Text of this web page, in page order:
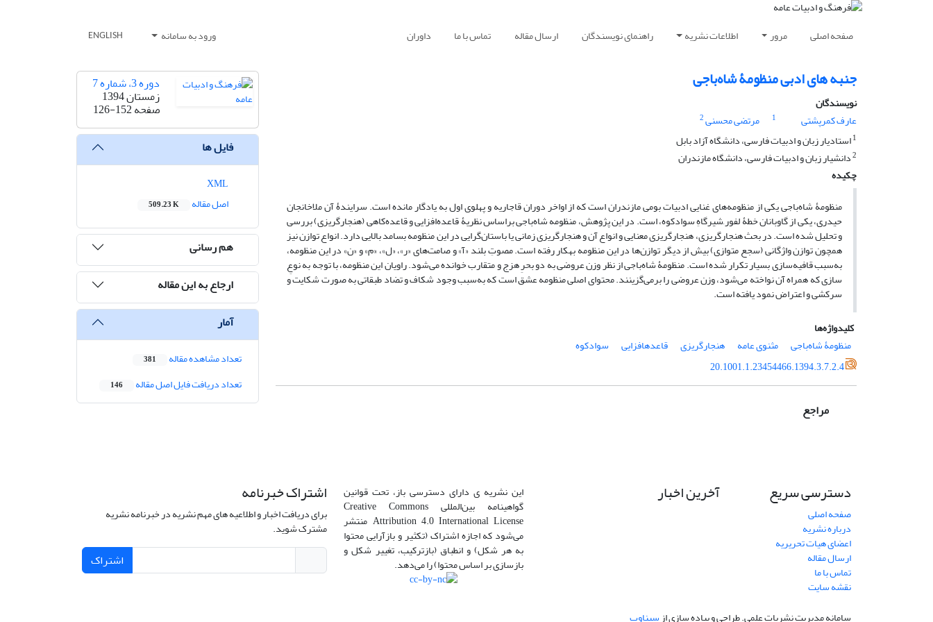
صفحه اصلی مرور اطلاعات نشریه راهنمای نویسندگان ارسال مقاله تماس با ما داوران ورود به سامانه ENGLISH
جنبه های ادبی منظومۀ شاه‌باجی
نویسندگان
عارف کمرپشتی
1 مرتضی محسنی2
1استادیار زبان و ادبیات فارسی، دانشگاه آزاد بابل
2دانشیار زبان و ادبیات فارسی، دانشگاه مازندران
چکیده
منظومۀ شاه‌باجی یکی از منظومه‌های غنایی ادبیات بومی مازندران است که از اواخر دوران قاجاریه و پهلوی اول به یادگار مانده است. سرایندۀ آن ملاخانجان
حیدری، یکی از گاوبانان خطۀ لفور ِشیرگاهِ سوادکوه، است. در این پژوهش، منظومه شاه‌باجی براساس نظریۀ قاعده‌افزایی و قاعده‌کاهی (هنجارگریزی) بررسی
و تحلیل شده است. در بحث هنجارگریزی، هنجارگریزی معنایی و انواع آن و هنجارگریزی زمانی یا باستان‌گرایی در این منظومه بسامد بالایی دارد. انواع توازن نیز
همچون توازن واژگانی (سجع متوازی) بیش از دیگر توازن‌ها در این منظومه بهکار رفته است. مصوتِ بلند «آ» و صامت‌های «ر»، «ل»، «م» و «ن» در این منظومه،
به‌سبب قافیه‌سازی بسیار تکرار شده است. منظومۀ شاه‌باجی از نظر وزن عروضی به دو بحرِ هزج و متقارب خوانده می‌شود. راویان این منظومه، با توجه به نوعِ
سازی که همراه آن نواخته می‌شود، وزن عروضی را برمی‌گزینند. محتوای اصلی منظومه عشق است که به‌سبب وجود شکاف و تضاد طبقاتی به صورت شکایت و
سرکشی و اعتراض نمود یافته است.
کلیدواژه‌ها
منظومۀ شاه‌باجی
مثنوی عامه هنجارگریزی قاعدهافزایی
سوادکوه
20.1001.1.23454466.1394.3.7.2.4
مراجع
دوره 3، شماره 7
زمستان 1394
صفحه126-152
فایل ها
اصل مقاله
509.23 K
هم رسانی
ارجاع به این مقاله
آمار
تعداد مشاهده مقاله 381
تعداد دریافت فایل اصل مقاله 146
دسترسی سریع
صفحه اصلی
درباره نشریه
اعضای هیات تحریریه
ارسال مقاله
تماس با ما
نقشه سایت
آخرین اخبار این نشریه ی دارای دسترسی باز، تحت قوانین
گواهینامه بین‌المللی Creative Commons
Attribution 4.0 International License منتشر
می‌شود که اجازه اشتراک (تکثیر و بازآرایی محتوا
به هر شکل) و انطباق (بازترکیب، تغییر شکل و
بازسازی بر اساس محتوا) را می‌دهد.
اشتراک خبرنامه
برای دریافت اخبار و اطلاعیه های مهم نشریه در خبرنامه نشریه
مشترک شوید.
اشتراک
سامانه مدیریت نشریات علمی.طراحی و پیاده سازی ازسیناوب